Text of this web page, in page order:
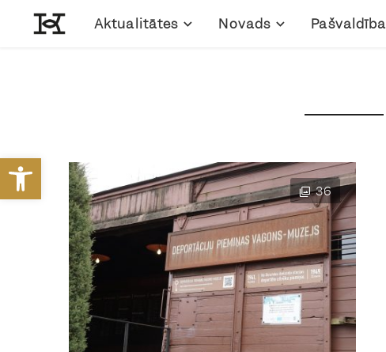
Open toolbar
Aktualitātes Novads Pašvaldība
36